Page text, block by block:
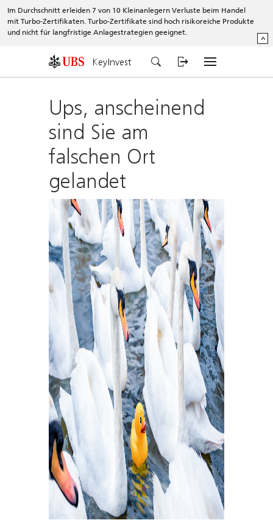
Im Durchschnitt erleiden 7 von 10 Kleinanlegern Verluste beim Handel
mit Turbo-Zertifikaten. Turbo-Zertifikate sind hoch risikoreiche Produkte
und nicht für langfristige Anlagestrategien geeignet.
^
KeyInvest
Ups, anscheinend
sind Sie am
falschen Ort
gelandet